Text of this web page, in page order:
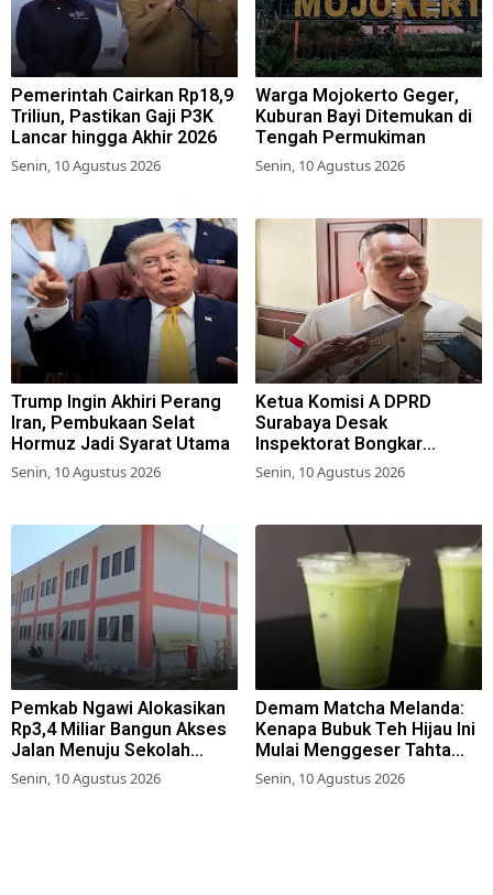
Pemerintah Cairkan Rp18,9
Triliun, Pastikan Gaji P3K
Lancar hingga Akhir 2026
Senin, 10 Agustus 2026
Warga Mojokerto Geger,
Kuburan Bayi Ditemukan di
Tengah Permukiman
Senin, 10 Agustus 2026
Trump Ingin Akhiri Perang
Iran, Pembukaan Selat
Hormuz Jadi Syarat Utama
Senin, 10 Agustus 2026
Ketua Komisi A DPRD
Surabaya Desak
Inspektorat Bongkar
Jaringan Penipuan Loker
Pemkot
Senin, 10 Agustus 2026
Pemkab Ngawi Alokasikan
Rp3,4 Miliar Bangun Akses
Jalan Menuju Sekolah
Rakyat Terintegrasi
Senin, 10 Agustus 2026
Demam Matcha Melanda:
Kenapa Bubuk Teh Hijau Ini
Mulai Menggeser Tahta
Kopi?
Senin, 10 Agustus 2026